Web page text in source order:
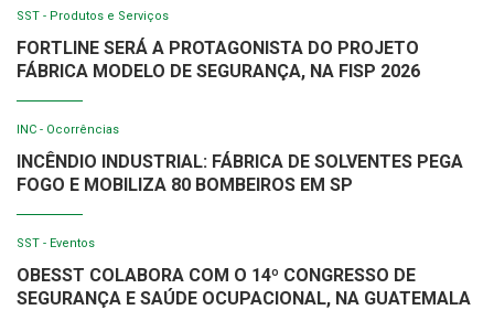
SST - Produtos e Serviços
FORTLINE SERÁ A PROTAGONISTA DO PROJETO
FÁBRICA MODELO DE SEGURANÇA, NA FISP 2026
INC - Ocorrências
INCÊNDIO INDUSTRIAL: FÁBRICA DE SOLVENTES PEGA
FOGO E MOBILIZA 80 BOMBEIROS EM SP
SST - Eventos
OBESST COLABORA COM O 14º CONGRESSO DE
SEGURANÇA E SAÚDE OCUPACIONAL, NA GUATEMALA